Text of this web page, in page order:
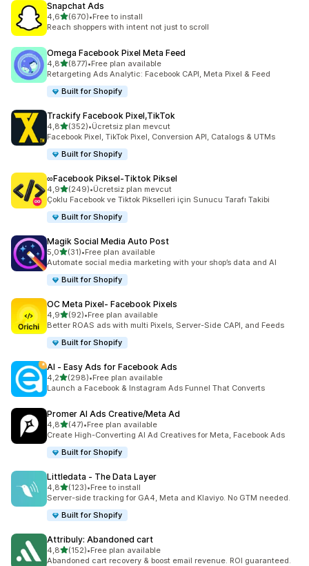
Snapchat Ads
4,65 yıldız üzerinden
(670)
toplam 670 değerlendirme
•Free to install
Reach shoppers with intent not just to scroll
Omega Facebook Pixel Meta Feed
4,85 yıldız üzerinden
(877)
toplam 877 değerlendirme
•Free plan available
Retargeting Ads Analytic: Facebook CAPI, Meta Pixel & Feed
Built for Shopify
Trackify Facebook Pixel,TikTok
4,85 yıldız üzerinden
(352)
toplam 352 değerlendirme
•Ücretsiz plan mevcut
Facebook Pixel, TikTok Pixel, Conversion API, Catalogs & UTMs
Built for Shopify
∞Facebook Piksel‑Tiktok Piksel
4,95 yıldız üzerinden
(249)
toplam 249 değerlendirme
•Ücretsiz plan mevcut
Çoklu Facebook ve Tiktok Pikselleri için Sunucu Tarafı Takibi
Built for Shopify
Magik Social Media Auto Post
5,05 yıldız üzerinden
(31)
toplam 31 değerlendirme
•Free plan available
Automate social media marketing with your shop’s data and AI
Built for Shopify
OC Meta Pixel‑ Facebook Pixels
4,95 yıldız üzerinden
(92)
toplam 92 değerlendirme
•Free plan available
Better ROAS ads with multi Pixels, Server-Side CAPI, and Feeds
Built for Shopify
AI ‑ Easy Ads for Facebook Ads
4,25 yıldız üzerinden
(298)
toplam 298 değerlendirme
•Free plan available
Launch a Facebook & Instagram Ads Funnel That Converts
Promer AI Ads Creative/Meta Ad
4,85 yıldız üzerinden
(47)
toplam 47 değerlendirme
•Free plan available
Create High-Converting AI Ad Creatives for Meta, Facebook Ads
Built for Shopify
Littledata ‑ The Data Layer
4,85 yıldız üzerinden
(123)
toplam 123 değerlendirme
•Free to install
Server-side tracking for GA4, Meta and Klaviyo. No GTM needed.
Built for Shopify
Attribuly: Abandoned cart
4,85 yıldız üzerinden
(152)
toplam 152 değerlendirme
•Free plan available
Abandoned cart recovery & boost email revenue. ROI guaranteed.